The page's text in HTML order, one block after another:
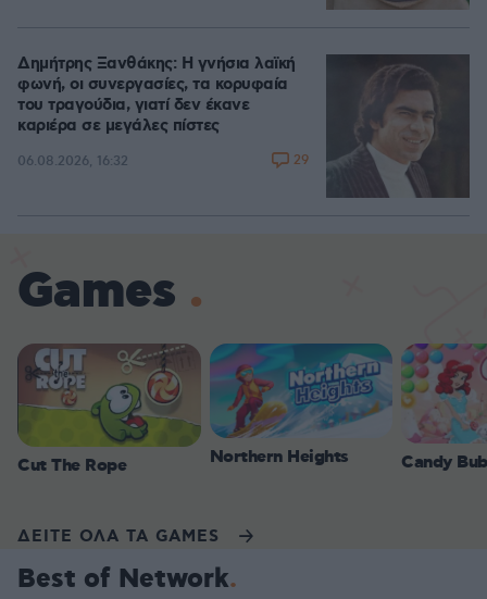
Δημήτρης Ξανθάκης: Η γνήσια λαϊκή
φωνή, οι συνεργασίες, τα κορυφαία
του τραγούδια, γιατί δεν έκανε
καριέρα σε μεγάλες πίστες
06.08.2026, 16:32 29
Games
Cut The Rope Northern Heights Candy
ΔΕΙΤΕ ΟΛΑ ΤΑ GAMES
Best of Network